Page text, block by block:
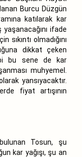
Burcu Düzgün
katılarak kar
yaşanacağını ifade
olmadığını
dikkat çeken
bu sene de kar
muhyemel.
yansıyacaktır.
fiyat artışının
Tosun, şu
kar yağışı, şu an